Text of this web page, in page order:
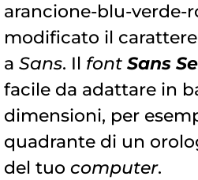
arancione-blu-verde-
modificato il
a Sans. Il font Sans
facile da adattare in
dimensioni, per
quadrante di un
del tuo computer.